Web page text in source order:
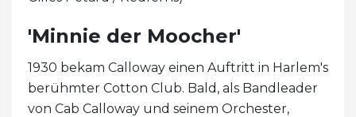
'Minnie der Moocher'
1930 bekam Calloway einen Auftritt in Harlem's
berühmter Cotton Club. Bald, als Bandleader
von Cab Calloway und seinem Orchester,